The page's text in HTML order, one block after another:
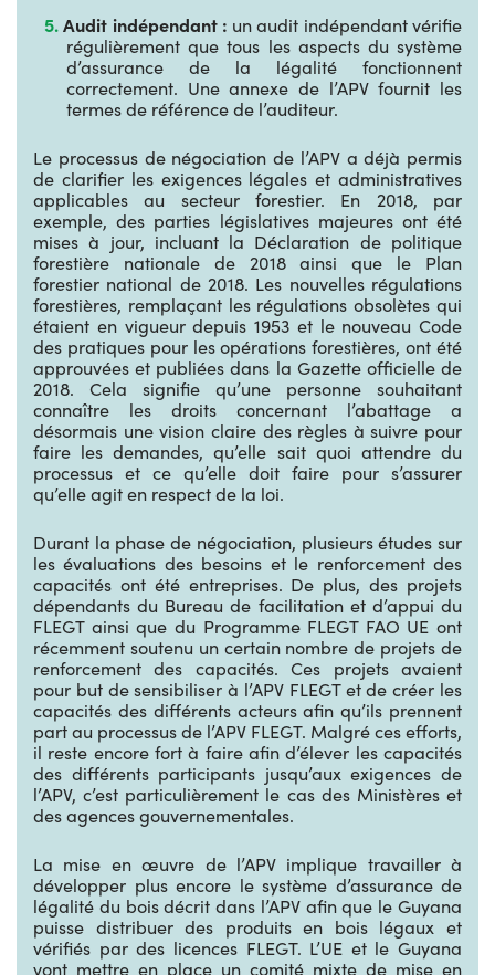
Audit indépendant : un audit indépendant vérifie
régulièrement que tous les aspects du système
d’assurance de la légalité fonctionnent
correctement. Une annexe de l’APV fournit les
termes de référence de l’auditeur.
Le processus de négociation de l’APV a déjà permis
de clarifier les exigences légales et administratives
applicables au secteur forestier. En 2018, par
exemple, des parties législatives majeures ont été
mises à jour, incluant la Déclaration de politique
forestière nationale de 2018 ainsi que le Plan
forestier national de 2018. Les nouvelles régulations
forestières, remplaçant les régulations obsolètes qui
étaient en vigueur depuis 1953 et le nouveau Code
des pratiques pour les opérations forestières, ont été
approuvées et publiées dans la Gazette officielle de
2018. Cela signifie qu’une personne souhaitant
connaître les droits concernant l’abattage a
désormais une vision claire des règles à suivre pour
faire les demandes, qu’elle sait quoi attendre du
processus et ce qu’elle doit faire pour s’assurer
qu’elle agit en respect de la loi.
Durant la phase de négociation, plusieurs études sur
les évaluations des besoins et le renforcement des
capacités ont été entreprises. De plus, des projets
dépendants du Bureau de facilitation et d’appui du
FLEGT ainsi que du Programme FLEGT FAO UE ont
récemment soutenu un certain nombre de projets de
renforcement des capacités. Ces projets avaient
pour but de sensibiliser à l’APV FLEGT et de créer les
capacités des différents acteurs afin qu’ils prennent
part au processus de l’APV FLEGT. Malgré ces efforts,
il reste encore fort à faire afin d’élever les capacités
des différents participants jusqu’aux exigences de
l’APV, c’est particulièrement le cas des Ministères et
des agences gouvernementales.
La mise en œuvre de l’APV implique travailler à
développer plus encore le système d’assurance de
légalité du bois décrit dans l’APV afin que le Guyana
puisse distribuer des produits en bois légaux et
vérifiés par des licences FLEGT. L’UE et le Guyana
vont mettre en place un comité mixte de mise en